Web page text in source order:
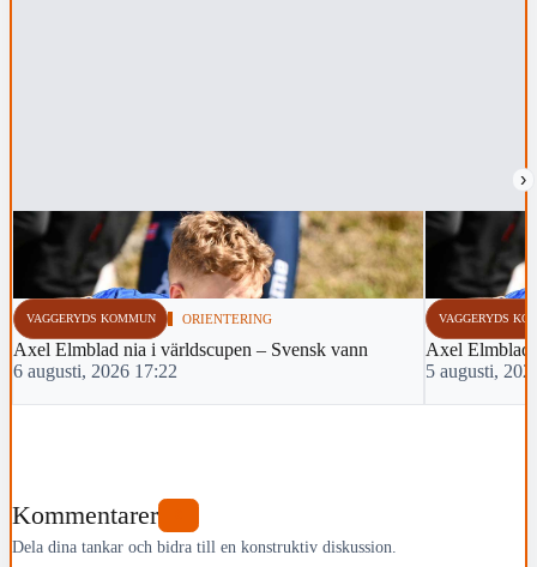
›
VAGGERYDS KOMMUN ORIENTERING
Axel Elmblad nia i världscupen – Svensk vann
6 augusti, 2026 17:22
VAGGERYDS
Axel Elmblad
5 augusti,
Kommentarer
Dela dina tankar och bidra till en konstruktiv diskussion.